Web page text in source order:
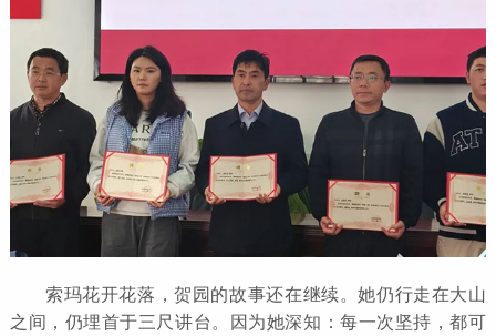
索玛花开花落，贺园的故事还在继续。她仍行走在大山
之间，仍埋首于三尺讲台。因为她深知：每一次坚持，都可